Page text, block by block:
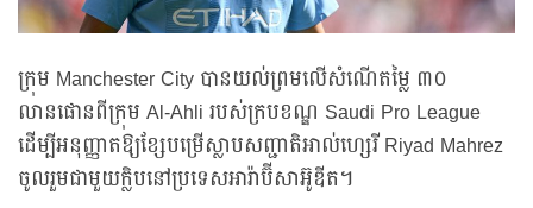
ក្រុម Manchester City បានយល់ព្រមលើសំណើតម្លៃ ៣០
លានផោនពីក្រុម Al-Ahli របស់ក្របខណ្ឌ Saudi Pro League
ដើម្បីអនុញ្ញាតឱ្យខ្សែបម្រើស្លាបសញ្ជាតិអាល់ហ្សេរី Riyad Mahrez
ចូលរួមជាមួយក្លិបនៅប្រទេសអារ៉ាប៊ីសាអ៊ូឌីត។